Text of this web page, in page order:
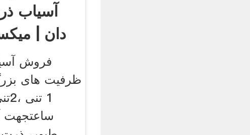
آسیاب
دان |
فروش
ظرفیت های
ساعتجهت